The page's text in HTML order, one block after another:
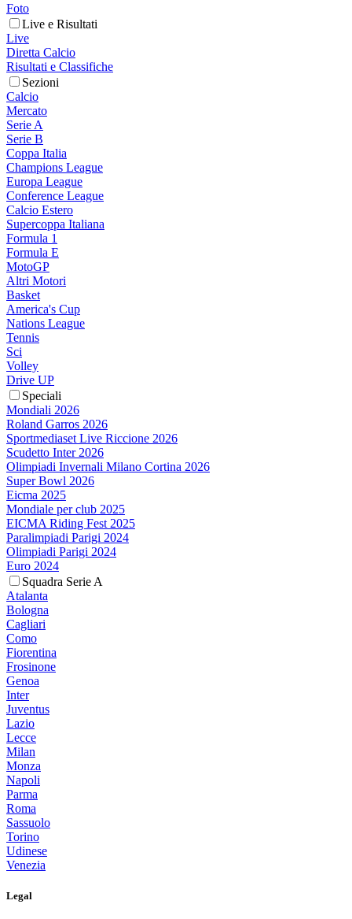
Foto
Live e Risultati
Live
Diretta Calcio
Risultati e Classifiche
Sezioni
Calcio
Mercato
Serie A
Serie B
Coppa Italia
Champions League
Europa League
Conference League
Calcio Estero
Supercoppa Italiana
Formula 1
Formula E
MotoGP
Altri Motori
Basket
America's Cup
Nations League
Tennis
Sci
Volley
Drive UP
Speciali
Mondiali 2026
Roland Garros 2026
Sportmediaset Live Riccione 2026
Scudetto Inter 2026
Olimpiadi Invernali Milano Cortina 2026
Super Bowl 2026
Eicma 2025
Mondiale per club 2025
EICMA Riding Fest 2025
Paralimpiadi Parigi 2024
Olimpiadi Parigi 2024
Euro 2024
Squadra Serie A
Atalanta
Bologna
Cagliari
Como
Fiorentina
Frosinone
Genoa
Inter
Juventus
Lazio
Lecce
Milan
Monza
Napoli
Parma
Roma
Sassuolo
Torino
Udinese
Venezia
Legal